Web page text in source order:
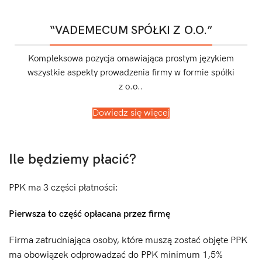
“VADEMECUM SPÓŁKI Z O.O.”
Kompleksowa pozycja omawiająca prostym językiem
wszystkie aspekty prowadzenia firmy w formie spółki
z o.o..
Dowiedz się więcej
Ile będziemy płacić?
PPK ma 3 części płatności:
Pierwsza to część opłacana przez firmę
Firma zatrudniająca osoby, które muszą zostać objęte PPK
ma obowiązek odprowadzać do PPK minimum 1,5%